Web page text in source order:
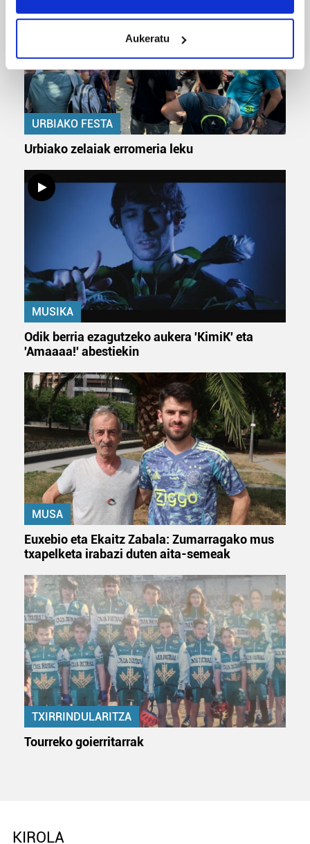
Identify your device by actively scanning it for
specific characteristics (fingerprinting)
Find out more about how your personal data is processed
and set your preferences in thedetails section.
Guk eta gure bazkideek zure datu pertsonalak
prozesatzen ditugu, zure IP zenbakia, besteak beste,
neurtzeko, jendeari buruzko informazioa biltzeko eta
produktuak garatzeko. Zure datuak nork eta zertarako
erabiltzen dituen hauta dezakezu.
Bazkide batzuek ez dizute baimenik eskatzen, eta beren
interes komertzial legitimoetan babesten dira. Ikusi gure
bazkideen zerrenda, beren ustez zein helburutarako
duten interes legitimoa eta horren aurka nola egin
dezakezun ikusteko.
Lortu zure datu pertsonalak prozesatzeko moduari
buruzko informazio gehiago eta ezarri zure lehentasunak
datuen atalean. Edozein unetan alda edo ken dezakezu
zure baimena Cookieen adierazpenean.
Webgune honek cookie propioak eta hirugarrenen cookie-
fitxategiak erabiltzen ditu. Zure esperientzia eta
zerbitzuak hobetzeko asmoz, cookie teknologiaz
baliatzen gara. Ohar hau onartuz gero, teknologia hori
erabiltzeko baimen esplizitua ematen diguzu.Gehiago
irakurri
Aukeratu
URBIAKO FESTA
Urbiako zelaiak erromeria leku
MUSIKA
Odik berria ezagutzeko aukera 'KimiK' eta
'Amaaaa!' abestiekin
MUSA
Euxebio eta Ekaitz Zabala: Zumarragako mus
txapelketa irabazi duten aita-semeak
TXIRRINDULARITZA
Tourreko goierritarrak
KIROLA